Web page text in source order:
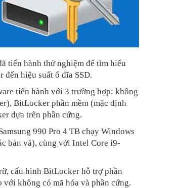
tiến hành thử nghiệm để tìm hiểu
hiệu suất ổ đĩa SSD.
tiến hành với 3 trường hợp: không
BitLocker phần mềm (mặc định
dựa trên phần cứng.
990 Pro 4 TB chạy Windows
bản vá), cùng với Intel Core i9-
cấu hình BitLocker hỗ trợ phần
với không có mã hóa và phần cứng.